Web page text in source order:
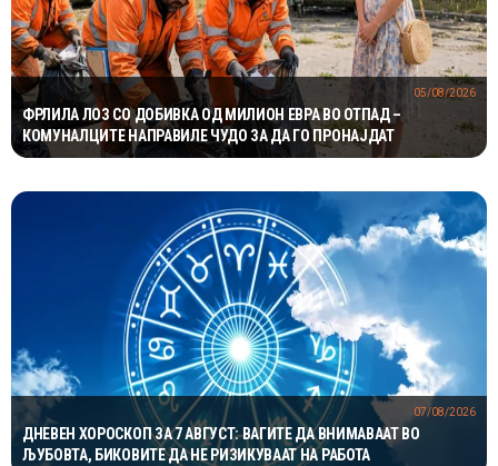
ФРЛИЛА ЛОЗ СО ДОБИВКА ОД МИЛИОН ЕВРА ВО ОТПАД –
КОМУНАЛЦИТЕ НАПРАВИЛЕ ЧУДО ЗА ДА ГО ПРОНАЈДАТ
05/08/2026
ДНЕВЕН ХОРОСКОП ЗА 7 АВГУСТ: ВАГИТЕ ДА ВНИМАВААТ ВО
ЉУБОВТА, БИКОВИТЕ ДА НЕ РИЗИКУВААТ НА РАБОТА
07/08/2026